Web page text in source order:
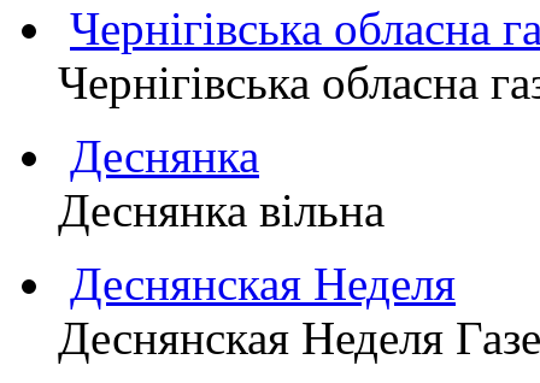
Чернігівська обласна
Чернігівська обласна
Деснянка
Деснянка вільна
Деснянская Неделя
Деснянская Неделя